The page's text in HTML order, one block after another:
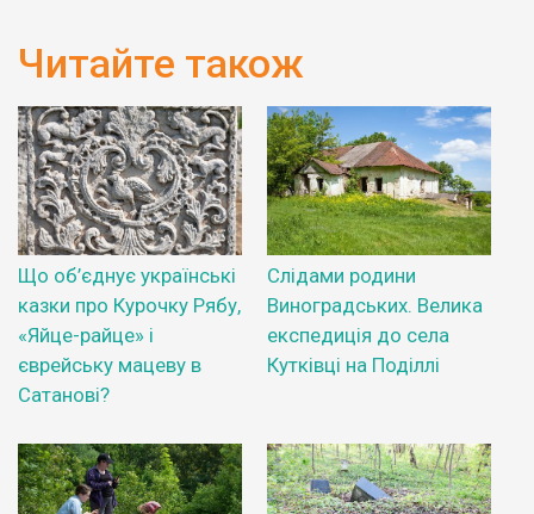
Читайте також
Що об’єднує українські
казки про Курочку Рябу,
«Яйце-райце» і
єврейську мацеву в
Сатанові?
Слідами родини
Виноградських. Велика
експедиція до села
Кутківці на Поділлі